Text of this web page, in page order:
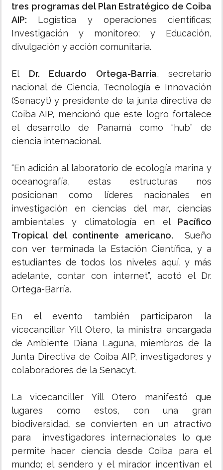
tres programas del Plan Estratégico de Coiba
AIP: Logística y operaciones científicas;
Investigación y monitoreo; y Educación,
divulgación y acción comunitaria.
El Dr. Eduardo Ortega-Barría, secretario
nacional de Ciencia, Tecnología e Innovación
(Senacyt) y presidente de la junta directiva de
Coiba AIP, mencionó que este logro fortalece
el desarrollo de Panamá como “hub” de
ciencia internacional.
“En adición al laboratorio de ecología marina y
oceanografía, estas estructuras nos
posicionan como líderes nacionales en
investigación en ciencias del mar, ciencias
ambientales y climatología en el Pacífico
Tropical del continente americano.
Sueño
con ver terminada la Estación Científica, y a
estudiantes de todos los niveles aquí, y más
adelante, contar con internet”, acotó el Dr.
Ortega-Barría.
En el evento también participaron la
vicecanciller Yill Otero, la ministra encargada
de Ambiente Diana Laguna, miembros de la
Junta Directiva de Coiba AIP, investigadores y
colaboradores de la Senacyt.
La vicecanciller Yill Otero manifestó que
lugares como estos, con una gran
biodiversidad, se convierten en un atractivo
para investigadores internacionales lo que
permite hacer ciencia desde Coiba para el
mundo; el sendero y el mirador incentivan el